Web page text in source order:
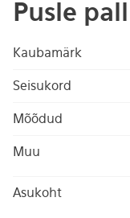
Pusle pall
Kaubamärk
Seisukord
Mõõdud
Muu
Asukoht